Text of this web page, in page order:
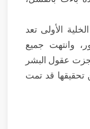
الأولى تعد
وانتهت جميع
عقول البشر
تحقيقها قد تمت